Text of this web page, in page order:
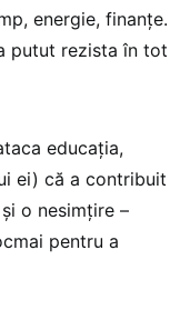
energie, finanțe.
putut rezista în tot
educația,
ei) că a contribuit
o nesimțire –
pentru a